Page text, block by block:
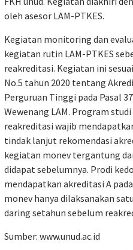
oleh asesor LAM-PTKES.
Kegiatan monitoring dan
kegiatan rutin LAM-PTKES
reakreditasi. Kegiatan ini
No.5 tahun 2020 tentang
Perguruan Tinggi pada Pasal
Wewenang LAM. Program
reakreditasi wajib
tindak lanjut rekomendasi
kegiatan monev tergantung
didapat sebelumnya. Prodi
mendapatkan akreditasi A
monev hanya dilaksanakan
daring setahun sebelum
Sumber: www.unud.ac.id